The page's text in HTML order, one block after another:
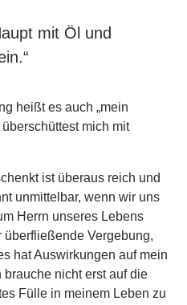
mit Öl und
heißt es auch „mein
überschüttest mich mit
ist überaus reich und
unmittelbar, wenn wir uns
Herrn unseres Lebens
überfließende Vergebung,
hat Auswirkungen auf mein
brauche nicht erst auf die
Fülle in meinem Leben zu